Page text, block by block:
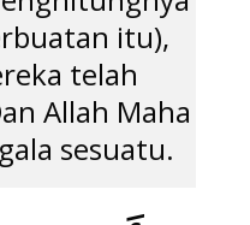
itu),
telah
Allah Maha
sesuatu.